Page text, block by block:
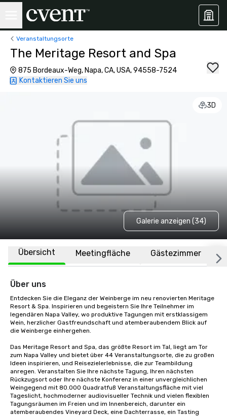
Veranstaltungsorte
The Meritage Resort and Spa
875 Bordeaux-Weg, Napa, CA, USA, 94558-7524
Kontaktieren Sie uns
3D
Galerie anzeigen (34)
Übersicht Meetingfläche Gästezimmer
Über uns
Entdecken Sie die Eleganz der Weinberge im neu renovierten Meritage
Resort & Spa. Inspirieren und begeistern Sie Ihre Teilnehmer im
legendären Napa Valley, wo produktive Tagungen mit erstklassigem
Wein, herzlicher Gastfreundschaft und atemberaubendem Blick auf
die Weinberge einhergehen.
Das Meritage Resort and Spa, das größte Resort im Tal, liegt am Tor
zum Napa Valley und bietet über 44 Veranstaltungsorte, die zu großen
Ideen inspirieren, und Reisezielerlebnisse, die zur Teambildung
anregen. Veranstalten Sie Ihre nächste Tagung, Ihren nächsten
Rückzugsort oder Ihre nächste Konferenz in einer unvergleichlichen
Weingegend mit 80.000 Quadratfuß Veranstaltungsfläche mit viel
Tageslicht, hochmoderner audiovisueller Technik und vielen flexiblen
Tagungsräumen im Freien und im Innenbereich, darunter ein
atemberaubendes Vineyard Deck, eine Dachterrasse, ein Tasting